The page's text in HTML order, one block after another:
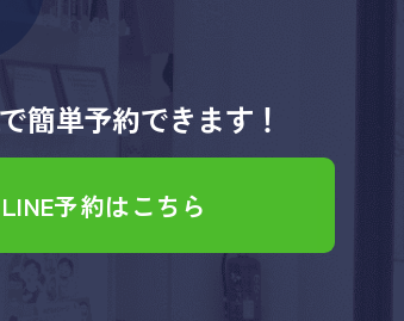
簡単予約できます！
LINE予約はこちら